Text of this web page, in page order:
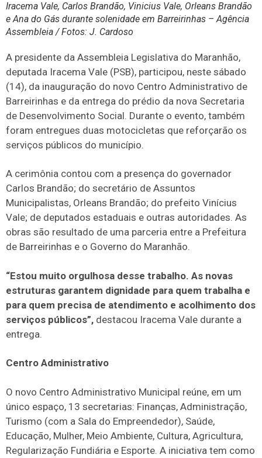
Iracema Vale, Carlos Brandão, Vinicius Vale, Orleans Brandão
e Ana do Gás durante solenidade em Barreirinhas – Agência
Assembleia / Fotos: J. Cardoso
A presidente da Assembleia Legislativa do Maranhão,
deputada Iracema Vale (PSB), participou, neste sábado
(14), da inauguração do novo Centro Administrativo de
Barreirinhas e da entrega do prédio da nova Secretaria
de Desenvolvimento Social. Durante o evento, também
foram entregues duas motocicletas que reforçarão os
serviços públicos do município.
A cerimônia contou com a presença do governador
Carlos Brandão; do secretário de Assuntos
Municipalistas, Orleans Brandão; do prefeito Vinícius
Vale; de deputados estaduais e outras autoridades. As
obras são resultado de uma parceria entre a Prefeitura
de Barreirinhas e o Governo do Maranhão.
“Estou muito orgulhosa desse trabalho. As novas
estruturas garantem dignidade para quem trabalha e
para quem precisa de atendimento e acolhimento dos
serviços públicos”, destacou Iracema Vale durante a
entrega.
Centro Administrativo
O novo Centro Administrativo Municipal reúne, em um
único espaço, 13 secretarias: Finanças, Administração,
Turismo (com a Sala do Empreendedor), Saúde,
Educação, Mulher, Meio Ambiente, Cultura, Agricultura,
Regularização Fundiária e Esporte. A iniciativa tem como